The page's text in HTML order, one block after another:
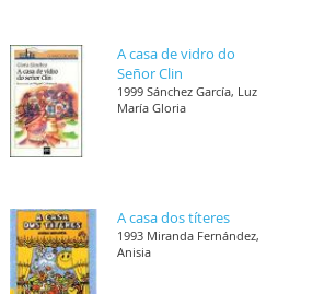
A casa de vidro do
Señor Clin
1999 Sánchez García, Luz
María Gloria
A casa dos títeres
1993 Miranda Fernández,
Anisia